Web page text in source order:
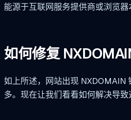
能源于互联网服务提供商或浏览器
如何修复
如上所述，网站出现 NXDOMAIN
多。现在让我们看看如何解决导致